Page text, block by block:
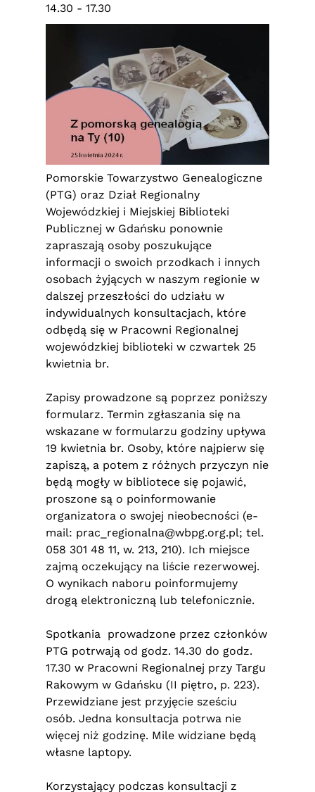
Pomorskie Towarzystwo Genealogiczne
(PTG) oraz Dział Regionalny
Wojewódzkiej i Miejskiej Biblioteki
Publicznej w Gdańsku ponownie
zapraszają osoby poszukujące
informacji o swoich przodkach i innych
osobach żyjących w naszym regionie w
dalszej przeszłości do udziału w
indywidualnych konsultacjach, które
odbędą się w Pracowni Regionalnej
wojewódzkiej biblioteki w czwartek 25
kwietnia br.
Zapisy prowadzone są poprzez poniższy
formularz. Termin zgłaszania się na
wskazane w formularzu godziny upływa
19 kwietnia br. Osoby, które najpierw się
zapiszą, a potem z różnych przyczyn nie
będą mogły w bibliotece się pojawić,
proszone są o poinformowanie
organizatora o swojej nieobecności (e-
mail: prac_regionalna@wbpg.org.pl; tel.
058 301 48 11, w. 213, 210). Ich miejsce
zajmą oczekujący na liście rezerwowej.
O wynikach naboru poinformujemy
drogą elektroniczną lub telefonicznie.
Spotkania prowadzone przez członków
PTG potrwają od godz. 14.30 do godz.
17.30 w Pracowni Regionalnej przy Targu
Rakowym w Gdańsku (II piętro, p. 223).
Przewidziane jest przyjęcie sześciu
osób. Jedna konsultacja potrwa nie
więcej niż godzinę. Mile widziane będą
własne laptopy.
Korzystający podczas konsultacji z
14.30 - 17.30